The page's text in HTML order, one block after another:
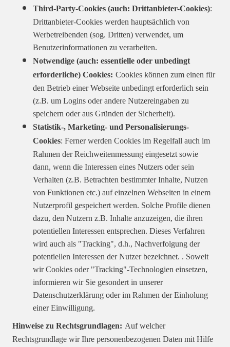
Third-Party-Cookies (auch: Drittanbieter-Cookies):
Drittanbieter-Cookies werden hauptsächlich von
Werbetreibenden (sog. Dritten) verwendet, um
Benutzerinformationen zu verarbeiten.
Notwendige (auch: essentielle oder unbedingt
erforderliche) Cookies: Cookies können zum einen für
den Betrieb einer Webseite unbedingt erforderlich sein
(z.B. um Logins oder andere Nutzereingaben zu
speichern oder aus Gründen der Sicherheit).
Statistik-, Marketing- und Personalisierungs-
Cookies: Ferner werden Cookies im Regelfall auch im
Rahmen der Reichweitenmessung eingesetzt sowie
dann, wenn die Interessen eines Nutzers oder sein
Verhalten (z.B. Betrachten bestimmter Inhalte, Nutzen
von Funktionen etc.) auf einzelnen Webseiten in einem
Nutzerprofil gespeichert werden. Solche Profile dienen
dazu, den Nutzern z.B. Inhalte anzuzeigen, die ihren
potentiellen Interessen entsprechen. Dieses Verfahren
wird auch als "Tracking", d.h., Nachverfolgung der
potentiellen Interessen der Nutzer bezeichnet. . Soweit
wir Cookies oder "Tracking"-Technologien einsetzen,
informieren wir Sie gesondert in unserer
Datenschutzerklärung oder im Rahmen der Einholung
einer Einwilligung.
Hinweise zu Rechtsgrundlagen: Auf welcher
Rechtsgrundlage wir Ihre personenbezogenen Daten mit Hilfe